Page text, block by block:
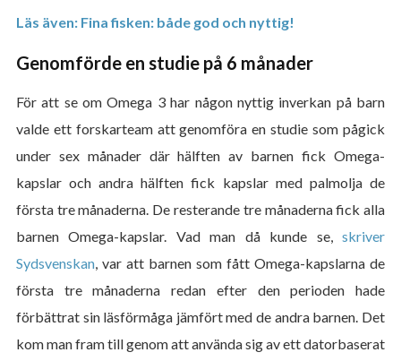
Läs även: Fina fisken: både god och nyttig!
Genomförde en studie på 6 månader
För att se om Omega 3 har någon nyttig inverkan på barn
valde ett forskarteam att genomföra en studie som pågick
under sex månader där hälften av barnen fick Omega-
kapslar och andra hälften fick kapslar med palmolja de
första tre månaderna. De resterande tre månaderna fick alla
barnen Omega-kapslar. Vad man då kunde se,skriver
Sydsvenskan, var att barnen som fått Omega-kapslarna de
första tre månaderna redan efter den perioden hade
förbättrat sin läsförmåga jämfört med de andra barnen. Det
kom man fram till genom att använda sig av ett datorbaserat